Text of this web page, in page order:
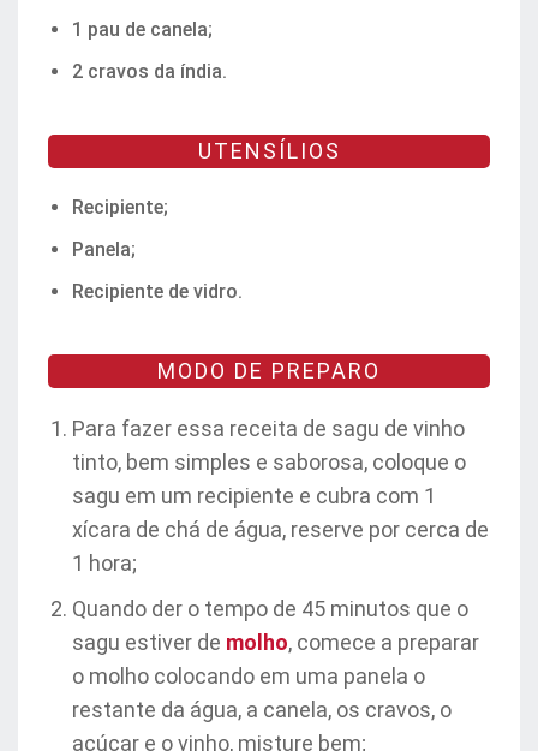
1 pau de canela;
2 cravos da índia.
UTENSÍLIOS
Recipiente;
Panela;
Recipiente de vidro.
MODO DE PREPARO
Para fazer essa receita de sagu de vinho
tinto, bem simples e saborosa, coloque o
sagu em um recipiente e cubra com 1
xícara de chá de água, reserve por cerca de
1 hora;
Quando der o tempo de 45 minutos que o
sagu estiver de molho, comece a preparar
o molho colocando em uma panela o
restante da água, a canela, os cravos, o
açúcar e o vinho, misture bem;